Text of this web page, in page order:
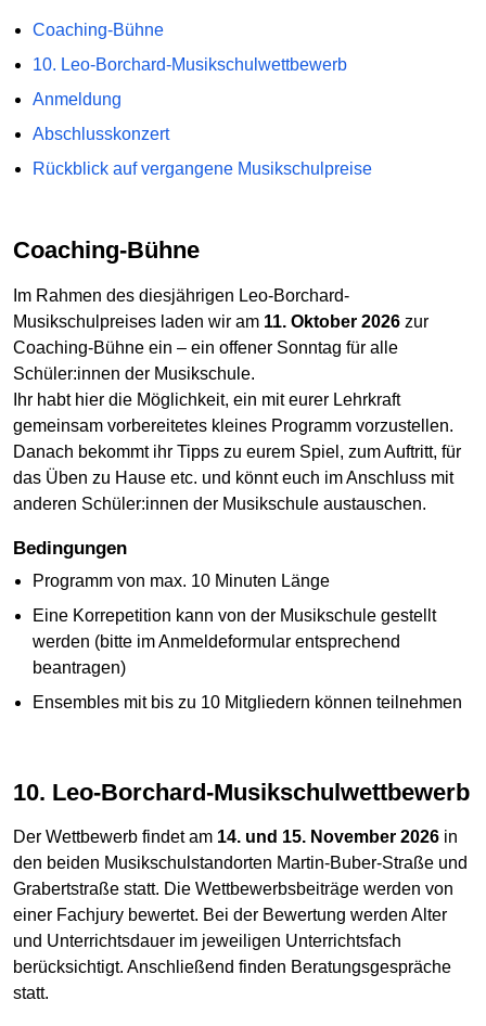
Coaching-Bühne
10. Leo-Borchard-Musikschulwettbewerb
Anmeldung
Abschlusskonzert
Rückblick auf vergangene Musikschulpreise
Coaching-Bühne
Im Rahmen des diesjährigen Leo-Borchard-
Musikschulpreises laden wir am 11. Oktober 2026 zur
Coaching-Bühne ein – ein offener Sonntag für alle
Schüler:innen der Musikschule.
Ihr habt hier die Möglichkeit, ein mit eurer Lehrkraft
gemeinsam vorbereitetes kleines Programm vorzustellen.
Danach bekommt ihr Tipps zu eurem Spiel, zum Auftritt, für
das Üben zu Hause etc. und könnt euch im Anschluss mit
anderen Schüler:innen der Musikschule austauschen.
Bedingungen
Programm von max. 10 Minuten Länge
Eine Korrepetition kann von der Musikschule gestellt
werden (bitte im Anmeldeformular entsprechend
beantragen)
Ensembles mit bis zu 10 Mitgliedern können teilnehmen
10. Leo-Borchard-Musikschulwettbewerb
Der Wettbewerb findet am 14. und 15. November 2026 in
den beiden Musikschulstandorten Martin-Buber-Straße und
Grabertstraße statt. Die Wettbewerbsbeiträge werden von
einer Fachjury bewertet. Bei der Bewertung werden Alter
und Unterrichtsdauer im jeweiligen Unterrichtsfach
berücksichtigt. Anschließend finden Beratungsgespräche
statt.